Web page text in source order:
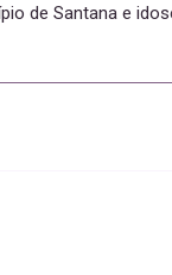
de Santana e